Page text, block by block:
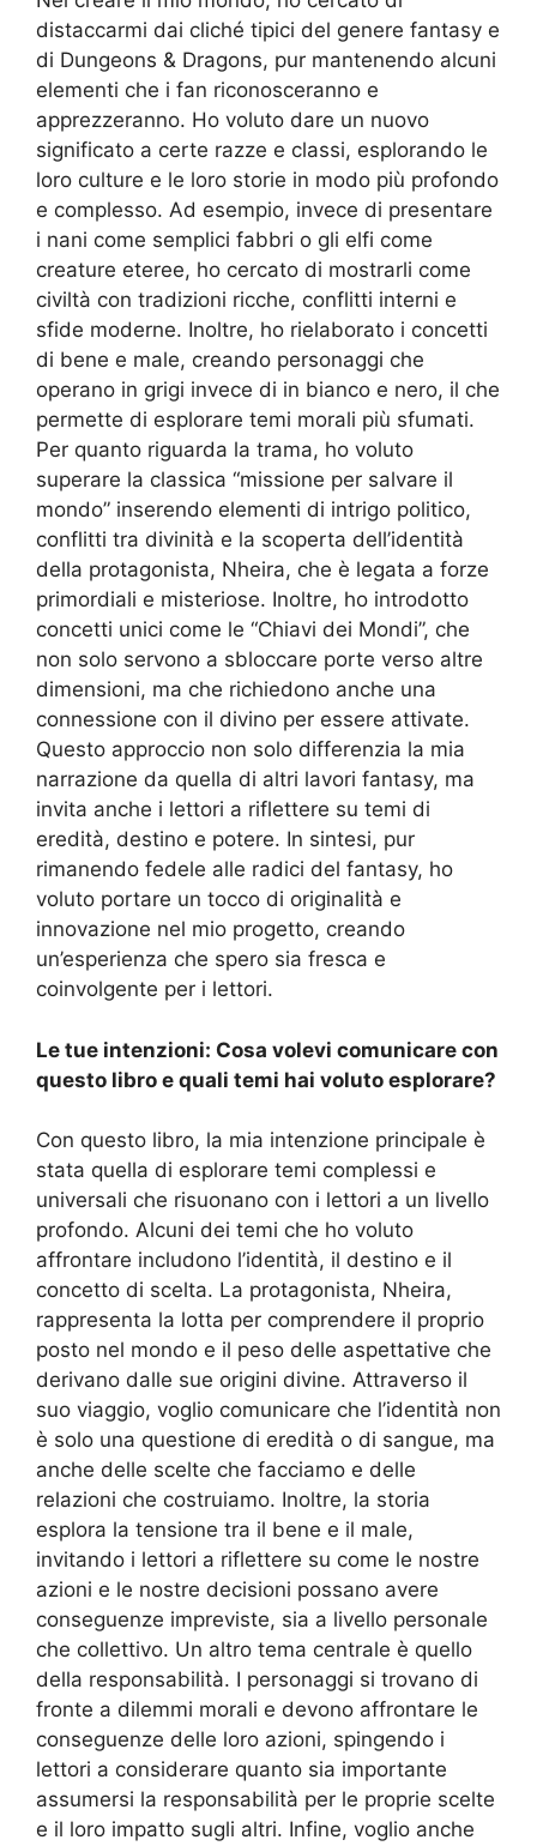
distaccarmi dai cliché tipici del genere fantasy e
di Dungeons & Dragons, pur mantenendo alcuni
elementi che i fan riconosceranno e
apprezzeranno. Ho voluto dare un nuovo
significato a certe razze e classi, esplorando le
loro culture e le loro storie in modo più profondo
e complesso. Ad esempio, invece di presentare
i nani come semplici fabbri o gli elfi come
creature eteree, ho cercato di mostrarli come
civiltà con tradizioni ricche, conflitti interni e
sfide moderne. Inoltre, ho rielaborato i concetti
di bene e male, creando personaggi che
operano in grigi invece di in bianco e nero, il che
permette di esplorare temi morali più sfumati.
Per quanto riguarda la trama, ho voluto
superare la classica “missione per salvare il
mondo” inserendo elementi di intrigo politico,
conflitti tra divinità e la scoperta dell’identità
della protagonista, Nheira, che è legata a forze
primordiali e misteriose. Inoltre, ho introdotto
concetti unici come le “Chiavi dei Mondi”, che
non solo servono a sbloccare porte verso altre
dimensioni, ma che richiedono anche una
connessione con il divino per essere attivate.
Questo approccio non solo differenzia la mia
narrazione da quella di altri lavori fantasy, ma
invita anche i lettori a riflettere su temi di
eredità, destino e potere. In sintesi, pur
rimanendo fedele alle radici del fantasy, ho
voluto portare un tocco di originalità e
innovazione nel mio progetto, creando
un’esperienza che spero sia fresca e
coinvolgente per i lettori.
Le tue intenzioni: Cosa volevi comunicare con
questo libro e quali temi hai voluto esplorare?
Con questo libro, la mia intenzione principale è
stata quella di esplorare temi complessi e
universali che risuonano con i lettori a un livello
profondo. Alcuni dei temi che ho voluto
affrontare includono l’identità, il destino e il
concetto di scelta. La protagonista, Nheira,
rappresenta la lotta per comprendere il proprio
posto nel mondo e il peso delle aspettative che
derivano dalle sue origini divine. Attraverso il
suo viaggio, voglio comunicare che l’identità non
è solo una questione di eredità o di sangue, ma
anche delle scelte che facciamo e delle
relazioni che costruiamo. Inoltre, la storia
esplora la tensione tra il bene e il male,
invitando i lettori a riflettere su come le nostre
azioni e le nostre decisioni possano avere
conseguenze impreviste, sia a livello personale
che collettivo. Un altro tema centrale è quello
della responsabilità. I personaggi si trovano di
fronte a dilemmi morali e devono affrontare le
conseguenze delle loro azioni, spingendo i
lettori a considerare quanto sia importante
assumersi la responsabilità per le proprie scelte
e il loro impatto sugli altri. Infine, voglio anche